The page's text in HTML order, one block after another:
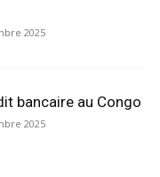
2025
bancaire au Congo
2025